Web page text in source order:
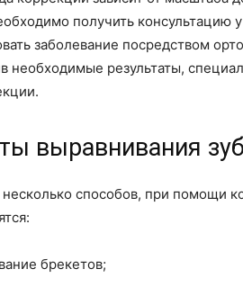
получить консультацию
заболевание посредством
необходимые результаты,
выравнивания
способов, при помощи
брекетов;